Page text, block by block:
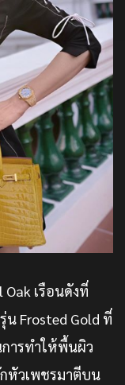
Oak เรือนดังที่
Frosted Gold ที่
ารทำให้พื้นผิว
หัวเพชรมาตีบน